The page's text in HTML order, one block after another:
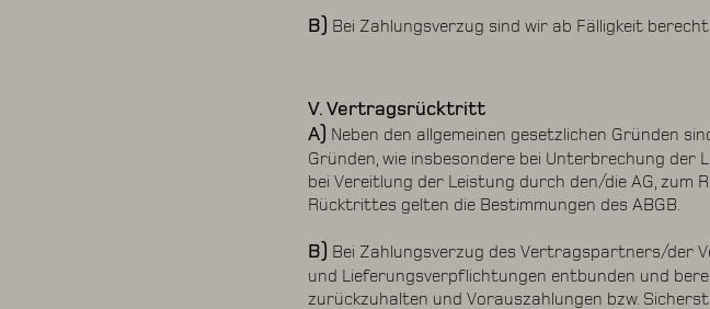
B) Bei Zahlungsverzug sind wir ab Fälligkeit
V. Vertragsrücktritt
A) Neben den allgemeinen gesetzlichen Gründen
Gründen, wie insbesondere bei Unterbrechung
bei Vereitlung der Leistung durch den/die AG,
Rücktrittes gelten die Bestimmungen des ABGB.
B) Bei Zahlungsverzug des Vertragspartners/der
und Lieferungsverpflichtungen entbunden und
zurückzuhalten und Vorauszahlungen bzw.